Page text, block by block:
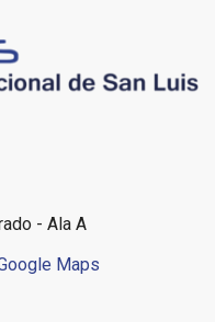
- Ala A
Maps